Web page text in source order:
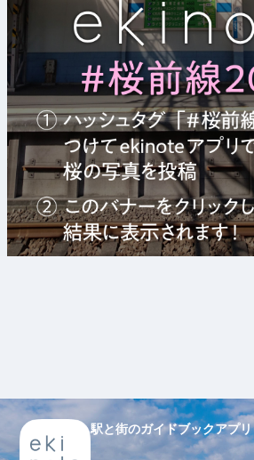
駅と街のガイドブックアプリ